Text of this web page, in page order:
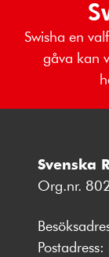
Swisha en
gåva kan
Svenska
Org.nr.